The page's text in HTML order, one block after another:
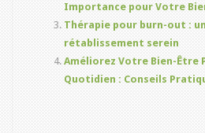
Importance pour Votre
Thérapie pour burn-out :
rétablissement serein
Améliorez Votre Bien-Être
Quotidien : Conseils